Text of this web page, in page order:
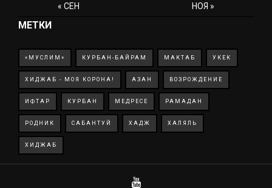
« СЕН НОЯ »
МЕТКИ
«МУСЛИМ» КУРБАН-БАЙРАМ МАКТАБ УКЕК
ХИДЖАБ - МОЯ КОРОНА! АЗАН ВОЗРОЖДЕНИЕ
ИФТАР КУРБАН МЕДРЕСЕ РАМАДАН
РОДНИК САБАНТУЙ ХАДЖ ХАЛЯЛЬ
ХИДЖАБ